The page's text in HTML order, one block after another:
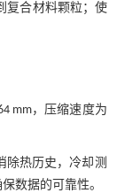
复合材料颗粒；使
mm，压缩速度为
除热历史，冷却测
数据的可靠性。